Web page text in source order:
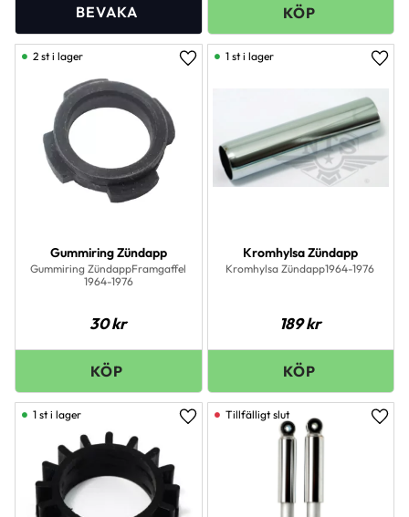
Gummiring Zündapp
Gummiring ZündappFramgaffel
1964-1976
30kr
Lägg till i favoriter
2 st i lager
Kromhylsa Zündapp
Kromhylsa Zündapp1964-1976
189kr
1 st i lager
Lägg till i favoriter
1 st i lager